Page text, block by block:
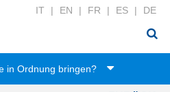
IT | EN | FR | ES | DE
in Ordnung bringen?